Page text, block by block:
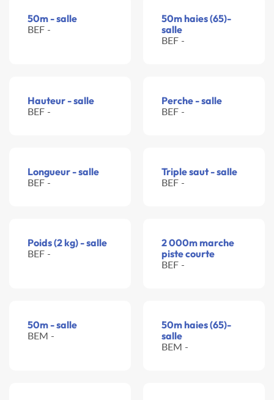
50m - salle
BEF -
50m haies (65)-
salle
BEF -
Hauteur - salle
BEF -
Perche - salle
BEF -
Longueur - salle
BEF -
Triple saut - salle
BEF -
Poids (2 kg) - salle
BEF -
2 000m marche
piste courte
BEF -
50m - salle
BEM -
50m haies (65)-
salle
BEM -